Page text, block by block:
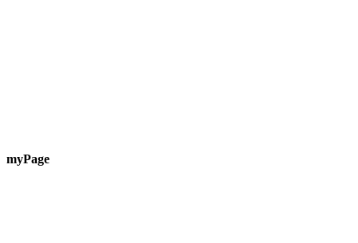
myPage